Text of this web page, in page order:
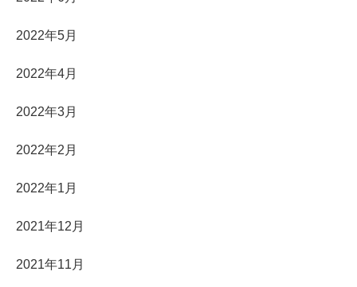
2022年5月
2022年4月
2022年3月
2022年2月
2022年1月
2021年12月
2021年11月